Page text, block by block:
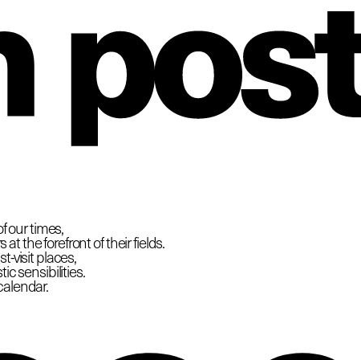
our times,
the forefront of their fields.
visit places,
sensibilities.